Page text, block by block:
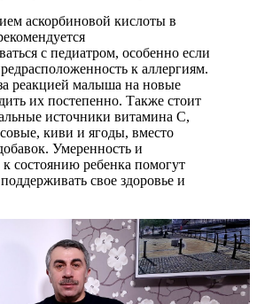
аскорбиновой кислоты в
с педиатром, особенно если
к аллергиям.
реакцией малыша на новые
их постепенно. Также стоит
источники витамина C,
киви и ягоды, вместо
Умеренность и
к состоянию ребенка помогут
свое здоровье и